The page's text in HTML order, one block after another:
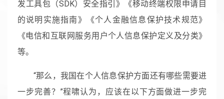
发工具包（SDK）安全指引》《移动终端权限申请目
的说明实施指南》《个人金融信息保护技术规范》
《电信和互联网服务用户个人信息保护定义及分类》
等。
“那么，我国在个人信息保护方面还有哪些需要进
一步完善？”程啸认为，应该在以下方面做进一步完